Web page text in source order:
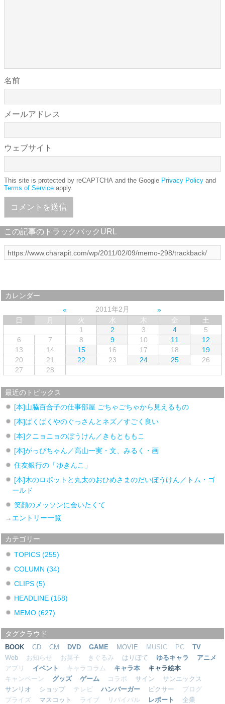
名前
メールアドレス
ウェブサイト
This site is protected by reCAPTCHA and the Google Privacy Policy and
Terms of Service apply.
この記事のトラックバックURL
カレンダー
2011年2月
日
月 火 水 木 金
土
1
2 3 4
5
6
7 8 9 10 11
12
13
14 15 16 17 18
19
20
21 22 23 24 25
26
27
28
最近のトピックス
[本]山脇百合子の仕事部屋 ごちゃごちゃから見えるもの
[本]ぱくぱくやのぐっさんとネズ／すごく良い
[本]クニョニョのぼうけん／きもとももこ
[本]がっぴちゃん／高山一実・文、みるく・画
住友銀行の「ゆきんこ」
[本]木のロボットと丸太のおひめさまのだいぼうけん／トム・ゴ
ールド
笑顔のメッソンに会いたくて
→ エントリー一覧
カテゴリー
TOPICS (255)
COLUMN (34)
CLIPS (5)
HEADLINE (158)
MEMO (627)
タグクラウド
BOOK CD CM DVD GAME MOVIE MUSIC PC
TV
Web
お知らせ お菓子 きぐるみ はりぼて ゆるキャラ
アニメ
アプリ
イベント キャラコラム キャラ本
キャラ絵本
キャンペーン
グッズ ゲーム コラボ サイン
サンエックス
サンリオ
ショップ テレビ ハンバーガー ピクサー
ブログ
プライズ
マスコット ライブ リバイバル レポート
企業